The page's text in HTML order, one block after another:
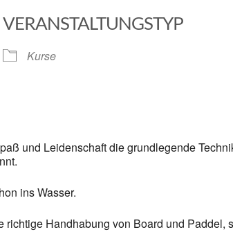
Kalender iCalendar
VERANSTALTUNGSTYP
Kurse
und Leidenschaft die grundlegende
ins Wasser.
Handhabung von Board und